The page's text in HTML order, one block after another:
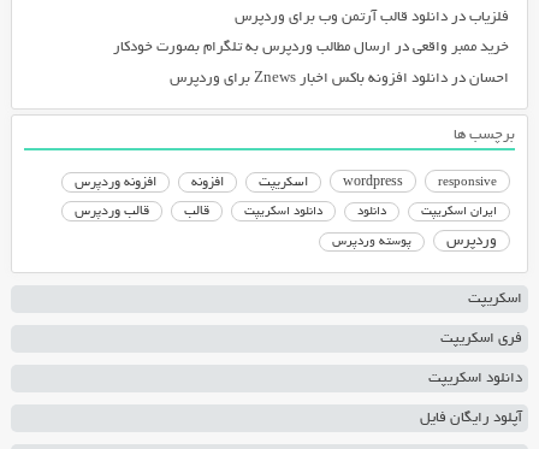
فلزیابدر دانلود قالب آرتمن وب برای وردپرس
خرید ممبر واقعیدر ارسال مطالب وردپرس به تلگرام بصورت خودکار
احساندر دانلود افزونه باکس اخبار Znews برای وردپرس
برچسب ها
responsive
wordpress اسکریپت افزونه افزونه وردپرس
ایران اسکریپت دانلود دانلود اسکریپت قالب قالب وردپرس
وردپرس پوسته وردپرس
اسکریپت
فری اسکریپت
دانلود اسکریپت
آپلود رایگان فایل